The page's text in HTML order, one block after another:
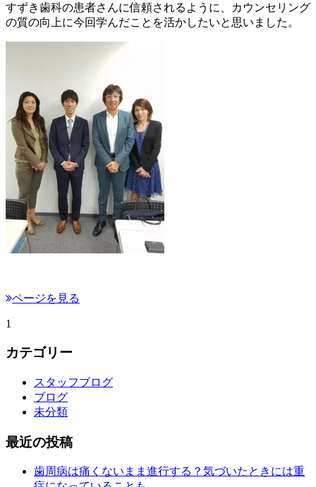
すずき歯科の患者さんに信頼されるように、カウンセリング
の質の向上に今回学んだことを活かしたいと思いました。
ページを見る
1
カテゴリー
スタッフブログ
ブログ
未分類
最近の投稿
歯周病は痛くないまま進行する？気づいたときには重